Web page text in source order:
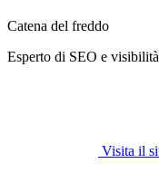
Catena del freddo
Esperto di SEO e
Visita il